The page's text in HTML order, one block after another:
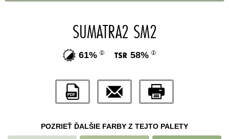
SUMATRA2 SM2
61% 58%
POZRIEŤ ĎALŠIE FARBY Z TEJTO PALETY